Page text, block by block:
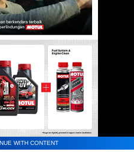
WITH CONTENT